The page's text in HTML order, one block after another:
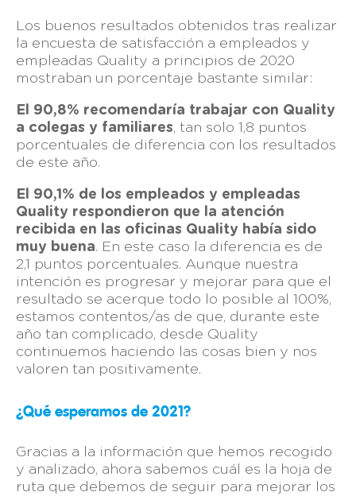
Los buenos resultados obtenidos tras realizar
la encuesta de satisfacción a empleados y
empleadas Quality a principios de 2020
mostraban un porcentaje bastante similar:
El 90,8% recomendaría trabajar con Quality
a colegas y familiares, tan solo 1,8 puntos
porcentuales de diferencia con los resultados
de este año.
El 90,1% de los empleados y empleadas
Quality respondieron que la atención
recibida en las oficinas Quality había sido
muy buena. En este caso la diferencia es de
2,1 puntos porcentuales. Aunque nuestra
intención es progresar y mejorar para que el
resultado se acerque todo lo posible al 100%,
estamos contentos/as de que, durante este
año tan complicado, desde Quality
continuemos haciendo las cosas bien y nos
valoren tan positivamente.
¿Qué esperamos de 2021?
Gracias a la información que hemos recogido
y analizado, ahora sabemos cuál es la hoja de
ruta que debemos de seguir para mejorar los